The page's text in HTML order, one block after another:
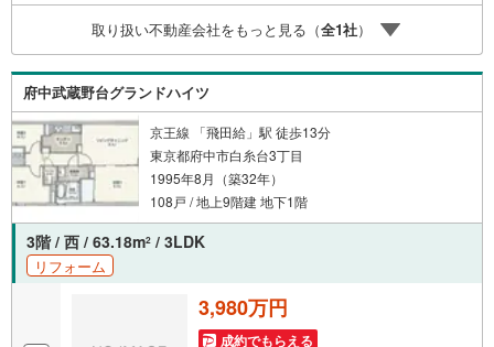
運用・相続など幅広くアドバイスいたします。ご契約前後
を問わず、安心してご利用いただけます。◆安心の環境◆
無料駐車場、キッズスペースを完備し、ご家族でのご来店
も安心です。の体制で皆様の住まい探しをサポートいたし
ます。
取り扱い不動産会社をもっと見る（全1社）
府中武蔵野台グランドハイツ
京王線 「飛田給」駅 徒歩13分
東京都府中市白糸台3丁目
1995年8月（築32年）
108戸 / 地上9階建 地下1階
3階 / 西 / 63.18m2 / 3LDK
リフォーム
3,980万円
成約でもらえる